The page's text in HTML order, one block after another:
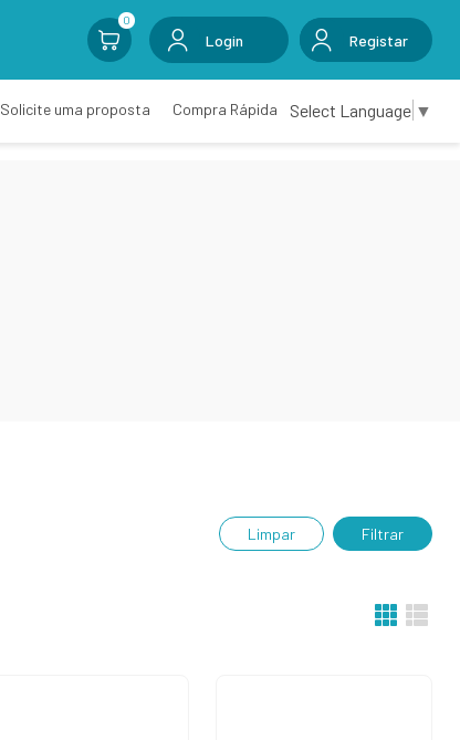
0
Login Registar
Solicite uma proposta Compra Rápida Select Language ▼
Limpar Filtrar